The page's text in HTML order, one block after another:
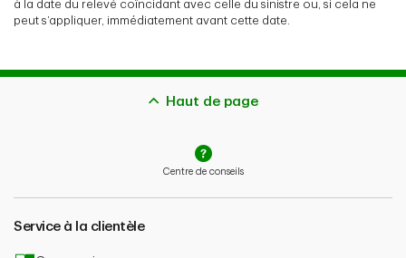
à la date du relevé coïncidant avec celle du sinistre ou, si cela ne
peut s’appliquer, immédiatement avant cette date.
Haut de page
Centre de conseils
Service à la clientèle